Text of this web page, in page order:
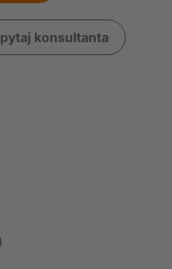
konsultanta